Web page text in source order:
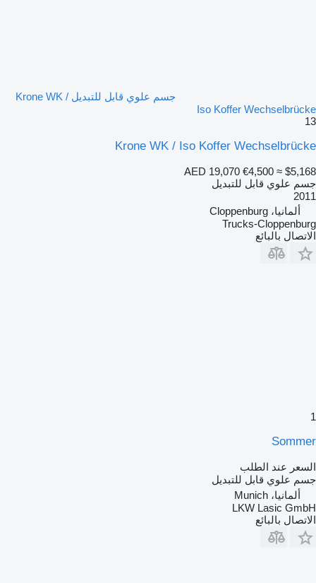
جسم علوي قابل للتبديل Krone WK /
Iso Koffer Wechselbrücke
13
Krone WK / Iso Koffer Wechselbrücke
AED 19,070 €4,500 ≈ $5,168
جسم علوي قابل للتبديل
2011
ألمانيا، Cloppenburg
Trucks-Cloppenburg
الاتصال بالبائع
1
Sommer
السعر عند الطلب
جسم علوي قابل للتبديل
ألمانيا، Munich
LKW Lasic GmbH
الاتصال بالبائع